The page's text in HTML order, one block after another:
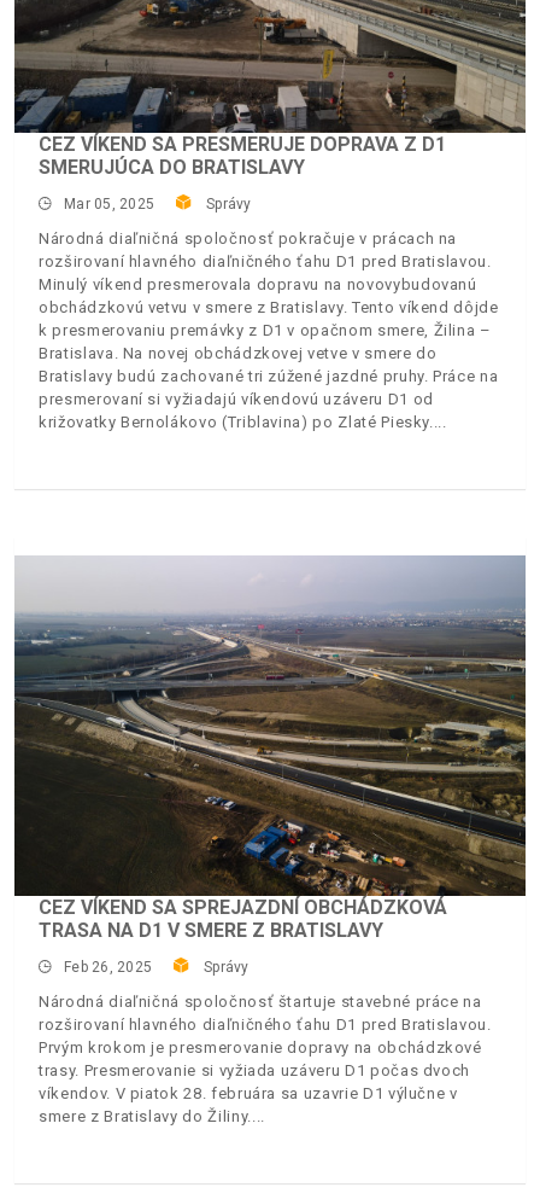
CEZ VÍKEND SA PRESMERUJE DOPRAVA Z D1
SMERUJÚCA DO BRATISLAVY
Mar 05, 2025 Správy
Národná diaľničná spoločnosť pokračuje v prácach na
rozširovaní hlavného diaľničného ťahu D1 pred Bratislavou.
Minulý víkend presmerovala dopravu na novovybudovanú
obchádzkovú vetvu v smere z Bratislavy. Tento víkend dôjde
k presmerovaniu premávky z D1 v opačnom smere, Žilina –
Bratislava. Na novej obchádzkovej vetve v smere do
Bratislavy budú zachované tri zúžené jazdné pruhy. Práce na
presmerovaní si vyžiadajú víkendovú uzáveru D1 od
križovatky Bernolákovo (Triblavina) po Zlaté Piesky.
CEZ VÍKEND SA SPREJAZDNÍ OBCHÁDZKOVÁ
TRASA NA D1 V SMERE Z BRATISLAVY
Feb 26, 2025 Správy
Národná diaľničná spoločnosť štartuje stavebné práce na
rozširovaní hlavného diaľničného ťahu D1 pred Bratislavou.
Prvým krokom je presmerovanie dopravy na obchádzkové
trasy. Presmerovanie si vyžiada uzáveru D1 počas dvoch
víkendov. V piatok 28. februára sa uzavrie D1 výlučne v
smere z Bratislavy do Žiliny.